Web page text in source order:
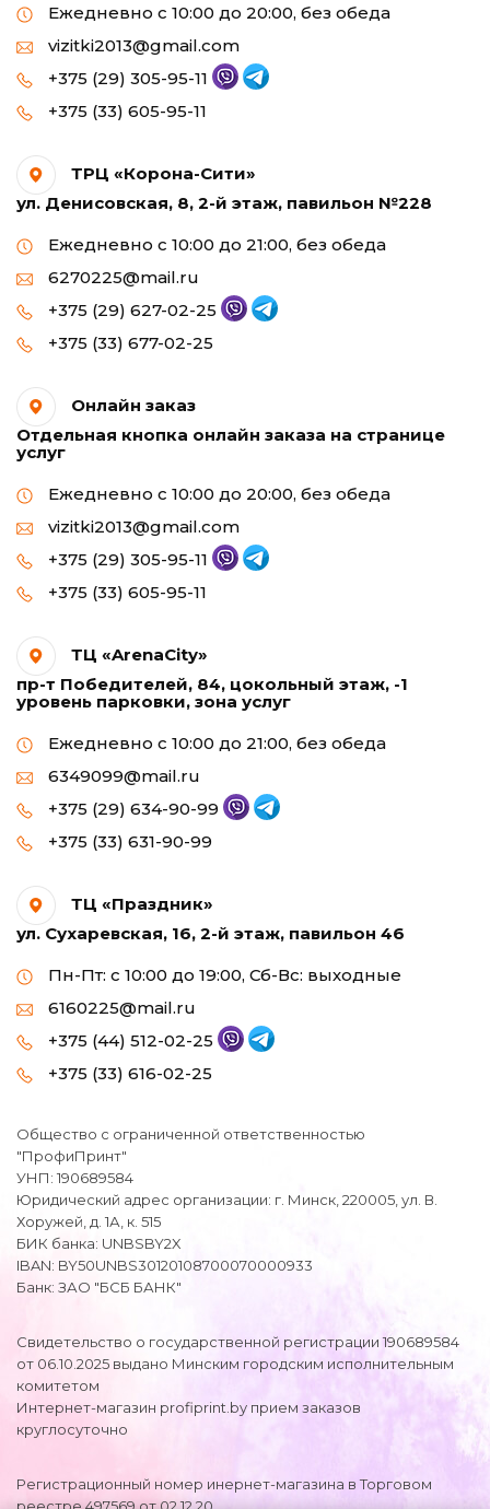
Ежедневно с 10:00 до 20:00, без обеда
vizitki2013@gmail.com
+375 (29) 305-95-11
+375 (33) 605-95-11
ТРЦ «Корона-Сити»
ул. Денисовская, 8, 2-й этаж, павильон №228
Ежедневно с 10:00 до 21:00, без обеда
6270225@mail.ru
+375 (29) 627-02-25
+375 (33) 677-02-25
Онлайн заказ
Отдельная кнопка онлайн заказа на странице
услуг
Ежедневно с 10:00 до 20:00, без обеда
vizitki2013@gmail.com
+375 (29) 305-95-11
+375 (33) 605-95-11
ТЦ «ArenaCity»
пр-т Победителей, 84, цокольный этаж, -1
уровень парковки, зона услуг
Ежедневно с 10:00 до 21:00, без обеда
6349099@mail.ru
+375 (29) 634-90-99
+375 (33) 631-90-99
ТЦ «Праздник»
ул. Сухаревская, 16, 2-й этаж, павильон 46
Пн-Пт: с 10:00 до 19:00, Сб-Вс: выходные
6160225@mail.ru
+375 (44) 512-02-25
+375 (33) 616-02-25
Общество с ограниченной ответственностью
"ПрофиПринт"
УНП: 190689584
Юридический адрес организации: г. Минск, 220005, ул. В.
Хоружей, д. 1А, к. 515
БИК банка: UNBSBY2X
IBAN: BY50UNBS30120108700070000933
Банк: ЗАО "БСБ БАНК"
Свидетельство о государственной регистрации 190689584
от 06.10.2025 выдано Минским городским исполнительным
комитетом
Интернет-магазин profiprint.by прием заказов
круглосуточно
Регистрационный номер инернет-магазина в Торговом